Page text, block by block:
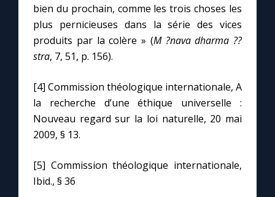
bien du prochain, comme les trois choses les
plus pernicieuses dans la série des vices
produits par la colère » (M ?nava dharma ??
stra, 7, 51, p. 156).
[4] Commission théologique internationale, A
la recherche d’une éthique universelle :
Nouveau regard sur la loi naturelle, 20 mai
2009, § 13.
[5] Commission théologique internationale,
Ibid., § 36